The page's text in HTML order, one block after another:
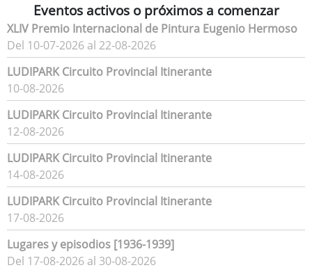
Eventos activos o próximos a comenzar
XLIV Premio Internacional de Pintura Eugenio Hermoso
Del 10-07-2026 al 22-08-2026
LUDIPARK Circuito Provincial Itinerante
10-08-2026
LUDIPARK Circuito Provincial Itinerante
12-08-2026
LUDIPARK Circuito Provincial Itinerante
14-08-2026
LUDIPARK Circuito Provincial Itinerante
17-08-2026
Lugares y episodios [1936-1939]
Del 17-08-2026 al 30-08-2026